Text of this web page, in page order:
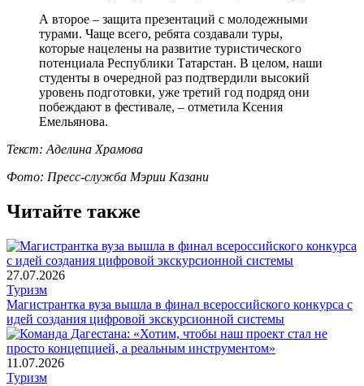
А второе – защита презентаций с молодежными
турами. Чаще всего, ребята создавали туры,
которые нацелены на развитие туристического
потенциала Республики Татарстан. В целом, наши
студенты в очередной раз подтвердили высокий
уровень подготовки, уже третий год подряд они
побеждают в фестивале, – отметила Ксения
Емельянова.
Текст: Аделина Храмова
Фото: Пресс-служба Мэрии Казани
Читайте также
27.07.2026
Туризм
Магистрантка вуза вышла в финал всероссийского конкурса с
идей создания цифровой экскурсионной системы
11.07.2026
Туризм